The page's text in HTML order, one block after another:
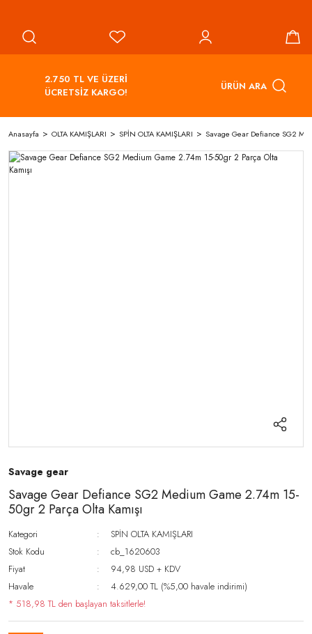
2.750 TL VE ÜZERİ
ÜCRETSİZ KARGO!
ÜRÜN ARA
Anasayfa OLTA KAMIŞLARI SPİN OLTA KAMIŞLARI Savage Gear Defiance SG2
Savage gear
Savage Gear Defiance SG2 Medium Game 2.74m 15-
50gr 2 Parça Olta Kamışı
Kategori
SPİN OLTA KAMIŞLARI
Stok Kodu
cb_1620603
Fiyat
94,98 USD + KDV
Havale
4.629,00 TL (%5,00 havale indirimi)
* 518,98 TL den başlayan taksitlerle!